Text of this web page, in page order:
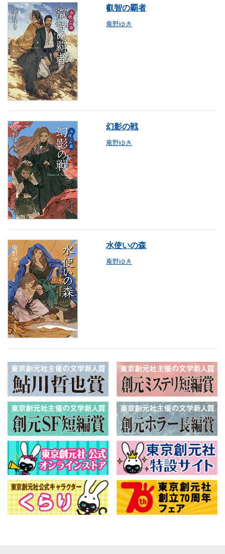
叡智の覇者
庵野ゆき
幻影の戦
庵野ゆき
水使いの森
庵野ゆき